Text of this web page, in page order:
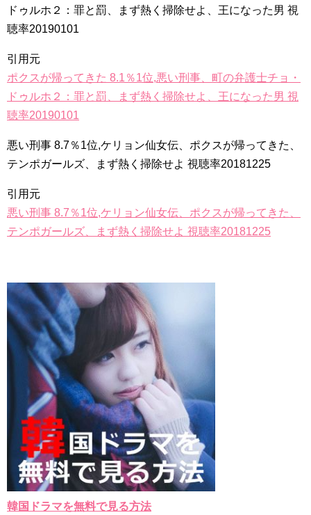
ハン・ヘジン 한혜진 – (선공개) 강남 3대 얼짱 출신 &#39;한혜진
언니&#39; (ft. 도여니의 학창시절) | 편 먹고 갈래요? 밥블레스유 2
bobblessyou2 EP.18
九尾狐外伝 第２話 キム・ジウ チョ・ヒョンジェ
九尾狐外伝 メイキング03 ハン・イェスル
キム・テヒの弟イ・ワン♥イ・ボミ、今日（28日）結婚……
「ライフ・ オン・ マーズ」2019年11月2日TSUTAYAにて先行
(ENG SUB) Behind The Scene Hyun Bin 현빈❤️ 손예진 Son Ye
ョンら同僚芸能人から慰めの言葉が続々 – Taka News
キム・レウォンの影絵遊び！？「黒騎士～永遠の約束～」メイ
キングを一部公開（DVD-SET2特典映像より）
キム・ユジョン、美しいセルフショットで近況を伝える“会いた
いでしょ？” Big News TV
キム・ユジョン、新ドラマ「まず熱く掃除せよ」に出演確
定…“台本を見た瞬間惹かれた” 20180123
幻の王女チャミョンゴ エンディング
YUCHUN ♥ LOVE 15 「成均館 5話」
[Fan MV]七日の王妃(7일의 왕비)OST – 정기고 (Junggigo) – 그
리고 그려도 (Miss You In My Heart)
俳優カン・ギヨン、突然の熱愛宣言…「キム秘書がなぜそう
か」出演で話題 Big News TV
Powered by livedoor 相互RSS
ドゥルホ２：罪と罰、まず熱く掃除せよ、王になった男 視
聴率20190101
引用元
ポクスが帰ってきた 8.1％1位,悪い刑事、町の弁護士チョ・
ドゥルホ２：罪と罰、まず熱く掃除せよ、王になった男 視
聴率20190101
悪い刑事 8.7％1位,ケリョン仙女伝、ポクスが帰ってきた、
テンポガールズ、まず熱く掃除せよ 視聴率20181225
引用元
悪い刑事 8.7％1位,ケリョン仙女伝、ポクスが帰ってきた、
テンポガールズ、まず熱く掃除せよ 視聴率20181225
韓国ドラマを無料で見る方法